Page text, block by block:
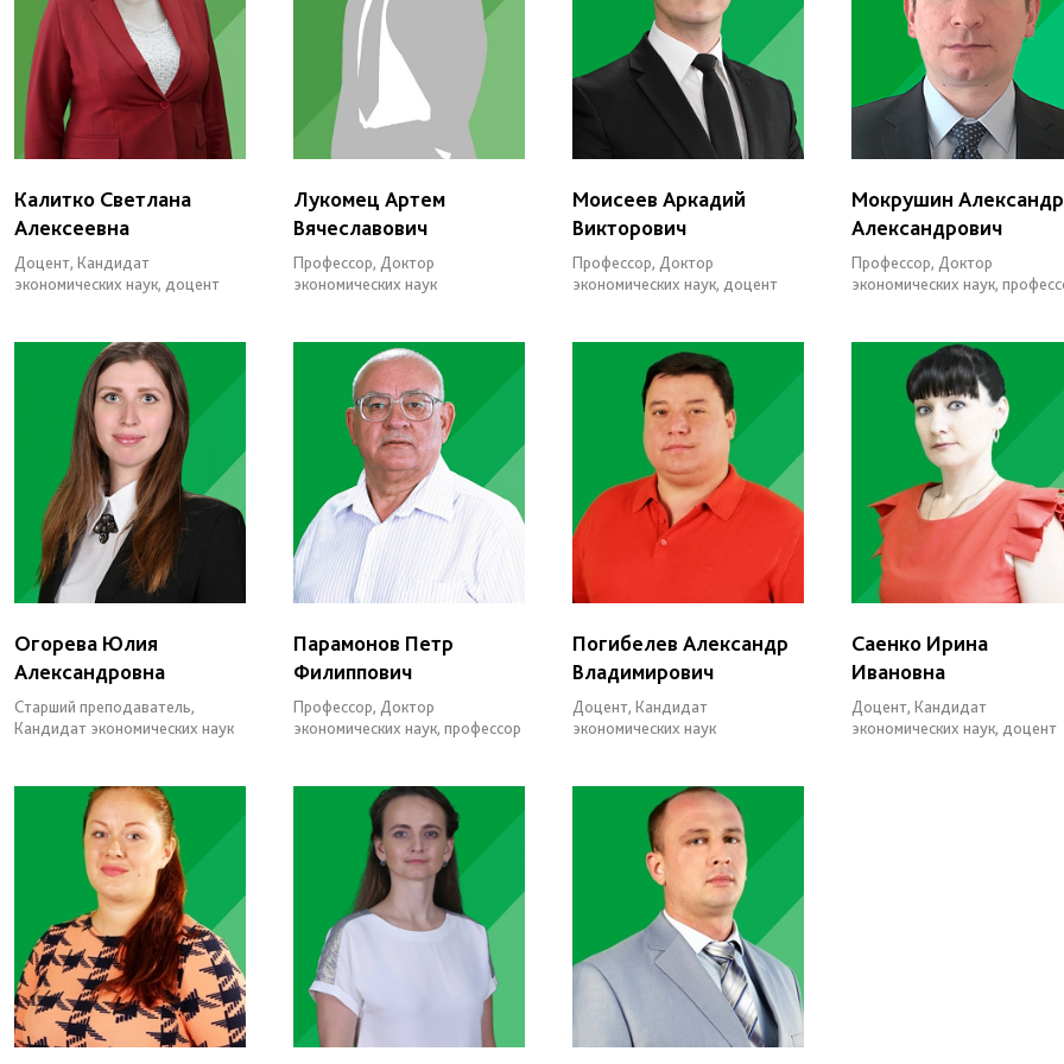
Калитко Светлана
Алексеевна
Доцент, Кандидат
экономических наук, доцент
Лукомец Артем
Вячеславович
Профессор, Доктор
экономических наук
Моисеев Аркадий
Викторович
Профессор, Доктор
экономических наук, доцент
Мокрушин Александр
Александрович
Профессор, Доктор
экономических наук,
Огорева Юлия
Александровна
Старший преподаватель,
Кандидат экономических наук
Парамонов Петр
Филиппович
Профессор, Доктор
экономических наук, профессор
Погибелев Александр
Владимирович
Доцент, Кандидат
экономических наук
Саенко Ирина
Ивановна
Доцент, Кандидат
экономических наук, доцент